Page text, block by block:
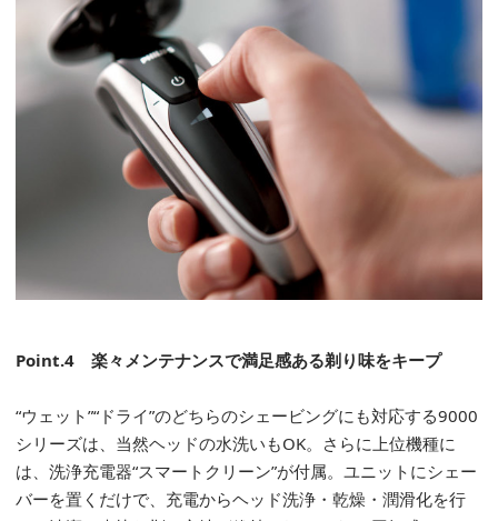
Point.4 楽々メンテナンスで満足感ある剃り味をキープ
“ウェット”“ドライ”のどちらのシェービングにも対応する9000
シリーズは、当然ヘッドの水洗いもOK。さらに上位機種に
は、洗浄充電器“スマートクリーン”が付属。ユニットにシェー
バーを置くだけで、充電からヘッド洗浄・乾燥・潤滑化を行